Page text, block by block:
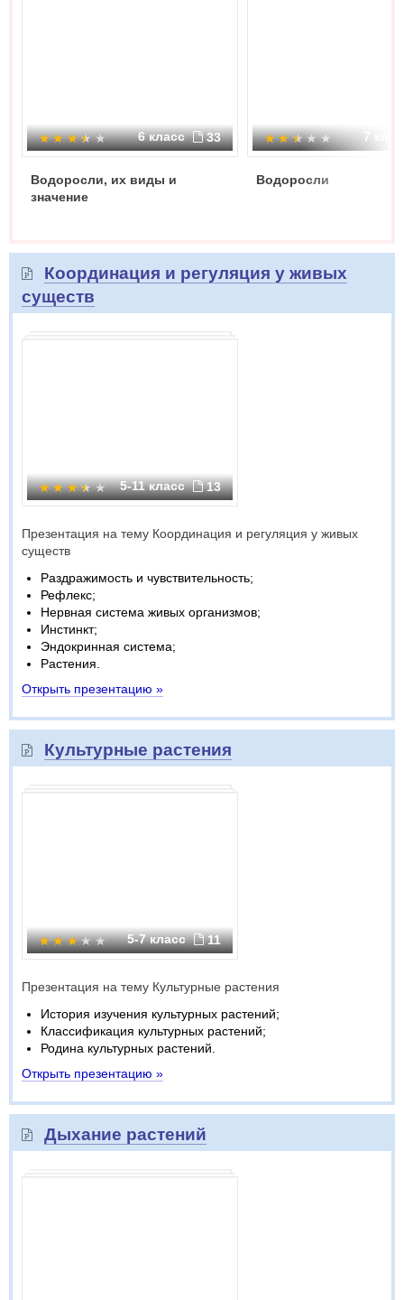
6 класс 33
Водоросли, их виды и
значение
7
Водоросли
Координация и регуляция у живых
существ
5-11 класс 13
Презентация на тему Координация и регуляция у живых
существ
Раздражимость и чувствительность;
Рефлекс;
Нервная система живых организмов;
Инстинкт;
Эндокринная система;
Растения.
Открыть презентацию »
Культурные растения
5-7 класс 11
Презентация на тему Культурные растения
История изучения культурных растений;
Классификация культурных растений;
Родина культурных растений.
Открыть презентацию »
Дыхание растений